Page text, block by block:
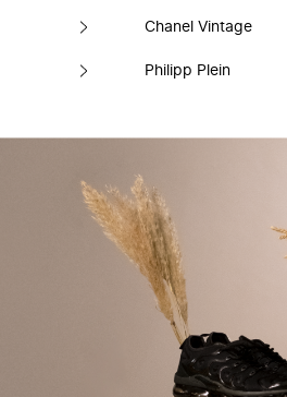
Chanel Vintage
Philipp Plein